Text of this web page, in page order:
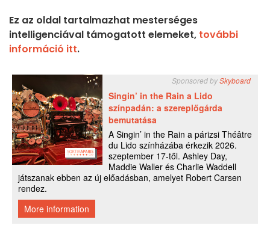
Ez az oldal tartalmazhat mesterséges
intelligenciával támogatott elemeket, további
információ itt.